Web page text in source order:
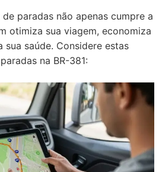
paradas não apenas cumpre a
otimiza sua viagem, economiza
saúde. Considere estas
na BR-381: